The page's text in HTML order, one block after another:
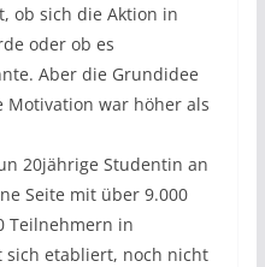
ob sich die Aktion in
oder ob es
Aber die Grundidee
war höher als
20jährige Studentin an
Seite mit über 9.000
Teilnehmern in
sich etabliert, noch nicht